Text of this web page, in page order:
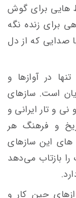
هایی برای گوش
برای زنده نگه
صدایی که از دل
در آوازها و
است. سازهای
نی و تار ایرانی و
و فرهنگ هر
این سازهای
را بازتاب می‌دهد
حین کار و